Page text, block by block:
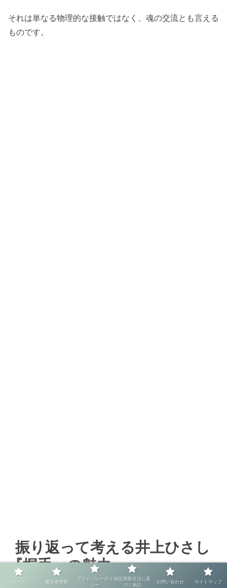
それは単なる物理的な接触ではなく、魂の交流とも言える
ものです。
振り返って考える井上ひさし
『握手』の魅力
ホーム 運営者情報
プライバシーポリ
シー
特定商取引法に基
づく表記
お問い合わせ サイトマップ